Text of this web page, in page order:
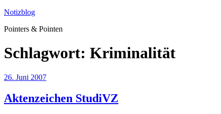
Zum
springen
Notizblog
Pointers & Pointen
Schlagwort: Kriminalität
Veröffentlicht
26. Juni 2007
Aktenzeichen StudiVZ